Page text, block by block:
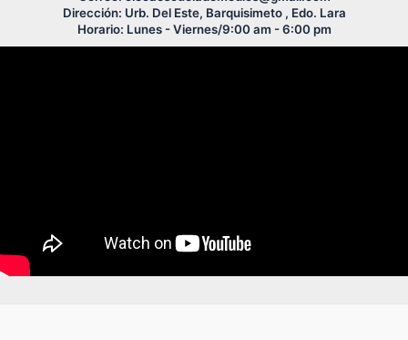
Dirección: Urb. Del Este, Barquisimeto , Edo. Lara
Horario: Lunes - Viernes/9:00 am - 6:00 pm